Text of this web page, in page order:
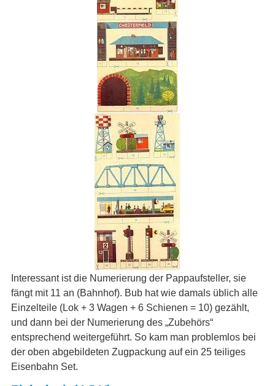
Interessant ist die Numerierung der Pappaufsteller, sie
fängt mit 11 an (Bahnhof). Bub hat wie damals üblich alle
Einzelteile (Lok + 3 Wagen + 6 Schienen = 10) gezählt,
und dann bei der Numerierung des „Zubehörs“
entsprechend weitergeführt. So kam man problemlos bei
der oben abgebildeten Zugpackung auf ein 25 teiliges
Eisenbahn Set.